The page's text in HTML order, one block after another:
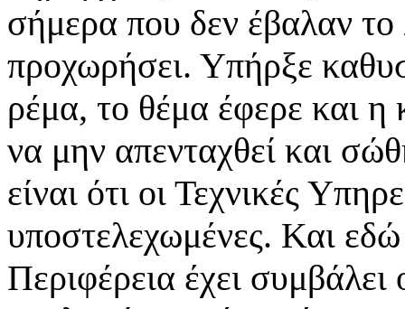
σήμερα που δεν έβαλαν το
προχωρήσει. Υπήρξε
ρέμα, το θέμα έφερε και η
να μην απενταχθεί και
είναι ότι οι Τεχνικές
υποστελεχωμένες. Και
Περιφέρεια έχει συμβάλει